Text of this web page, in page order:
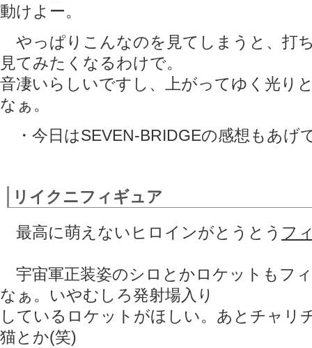
動けよー。
やっぱりこんなのを見てしまうと、打
見てみたくなるわけで。
音凄いらしいですし、上がってゆく光り
なぁ。
・今日はSEVEN-BRIDGEの感想もあげ
リイクニフィギュア
最高に萌えないヒロインがとうとう フ
宇宙軍正装姿のシロとかロケットもフ
なぁ。いやむしろ発射場入り
しているロケットがほしい。あとチャリ
猫とか(笑)